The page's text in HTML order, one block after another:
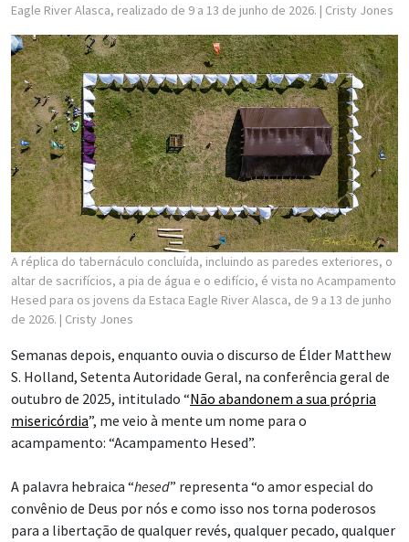
Eagle River Alasca, realizado de 9 a 13 de junho de 2026. | Cristy Jones
A réplica do tabernáculo concluída, incluindo as paredes exteriores, o
altar de sacrifícios, a pia de água e o edifício, é vista no Acampamento
Hesed para os jovens da Estaca Eagle River Alasca, de 9 a 13 de junho
de 2026. | Cristy Jones
Semanas depois, enquanto ouvia o discurso de Élder Matthew
S. Holland, Setenta Autoridade Geral, na conferência geral de
outubro de 2025, intitulado “Não abandonem a sua própria
misericórdia”, me veio à mente um nome para o
acampamento: “Acampamento Hesed”.
A palavra hebraica “hesed” representa “o amor especial do
convênio de Deus por nós e como isso nos torna poderosos
para a libertação de qualquer revés, qualquer pecado, qualquer